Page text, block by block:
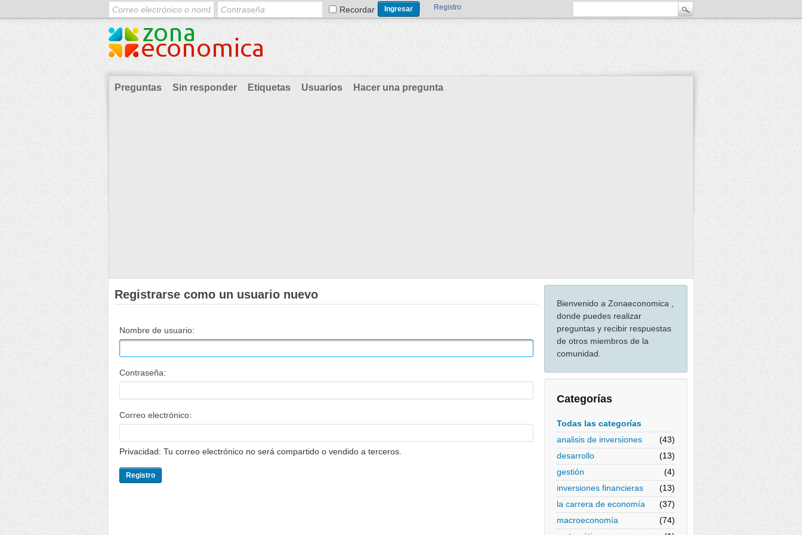
Recordar Registro
Preguntas Sin responder Etiquetas Usuarios Hacer una pregunta
Bienvenido a Zonaeconomica ,
donde puedes realizar
preguntas y recibir respuestas
de otros miembros de la
comunidad.
Categorías
Todas las categorías
analisis de inversiones
(43)
desarrollo
(13)
gestión
(4)
inversiones financieras
(13)
la carrera de economía
(37)
macroeconomía
(74)
Registrarse como un usuario nuevo
Nombre de usuario:
Contraseña:
Correo electrónico:
Privacidad: Tu correo electrónico no será compartido o vendido a terceros.